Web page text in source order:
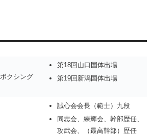
ボクシング
第18回山口国体出場
第19回新潟国体出場
誠心会会長（範士）九段
同志会、練輝会、幹部歴任、
攻武会、（最高幹部）歴任